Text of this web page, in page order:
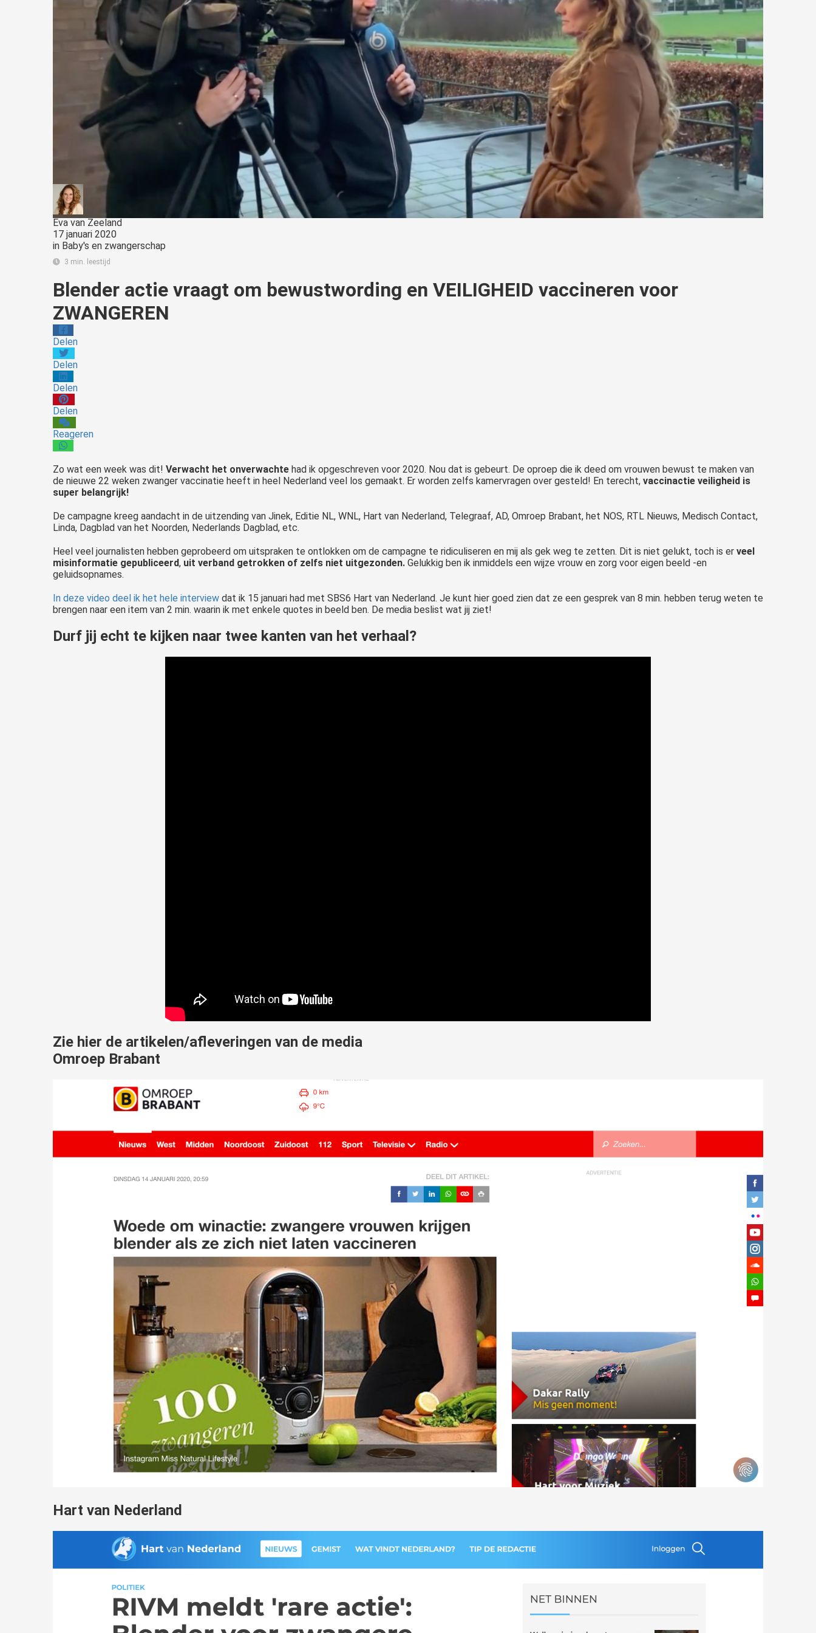
Eva van Zeeland
17 januari 2020
in Baby's en zwangerschap
3 min. leestijd
Blender actie vraagt om bewustwording en VEILIGHEID vaccineren voor
ZWANGEREN
Delen
Delen
Delen
Delen
Reageren
Zo wat een week was dit! Verwacht het onverwachte had ik opgeschreven voor 2020. Nou dat is gebeurt. De oproep die ik deed om vrouwen bewust te maken van
de nieuwe 22 weken zwanger vaccinatie heeft in heel Nederland veel los gemaakt. Er worden zelfs kamervragen over gesteld! En terecht, vaccinactie veiligheid is
super belangrijk!
De campagne kreeg aandacht in de uitzending van Jinek, Editie NL, WNL, Hart van Nederland, Telegraaf, AD, Omroep Brabant, het NOS, RTL Nieuws, Medisch Contact,
Linda, Dagblad van het Noorden, Nederlands Dagblad, etc.
Heel veel journalisten hebben geprobeerd om uitspraken te ontlokken om de campagne te ridiculiseren en mij als gek weg te zetten. Dit is niet gelukt, toch is er veel
misinformatie gepubliceerd, uit verband getrokken of zelfs niet uitgezonden. Gelukkig ben ik inmiddels een wijze vrouw en zorg voor eigen beeld -en
geluidsopnames.
In deze video deel ik het hele interview dat ik 15 januari had met SBS6 Hart van Nederland. Je kunt hier goed zien dat ze een gesprek van 8 min. hebben terug weten te
brengen naar een item van 2 min. waarin ik met enkele quotes in beeld ben. De media beslist wat jij ziet!
Durf jij echt te kijken naar twee kanten van het verhaal?
Zie hier de artikelen/afleveringen van de media
Omroep Brabant
Hart van Nederland